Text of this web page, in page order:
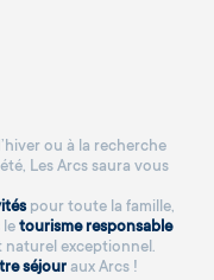
ou à la recherche
Les Arcs saura vous
pour toute la famille,
le tourisme responsable
naturel exceptionnel.
séjouraux Arcs !